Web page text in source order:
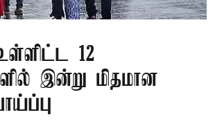
12
இன்று மிதமான